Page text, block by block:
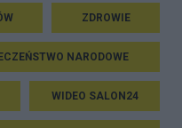
ZDROWIE
NARODOWE
WIDEO SALON24